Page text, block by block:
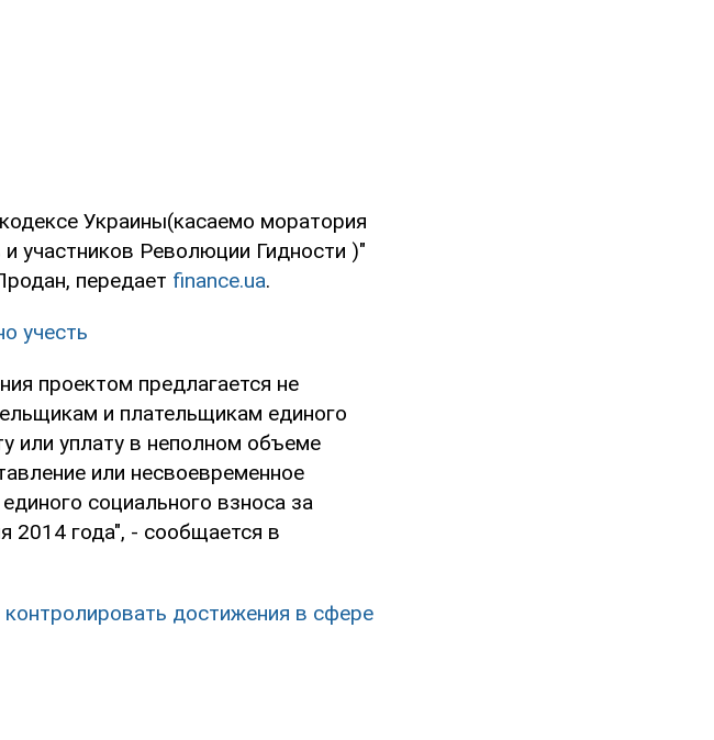
Украины(касаемо моратория
участников Революции Гидности )"
передает finance.ua.
учесть
проектом предлагается не
и плательщикам единого
или уплату в неполном объеме
или несвоевременное
социального взноса за
2014 года", - сообщается в
достижения в сфере